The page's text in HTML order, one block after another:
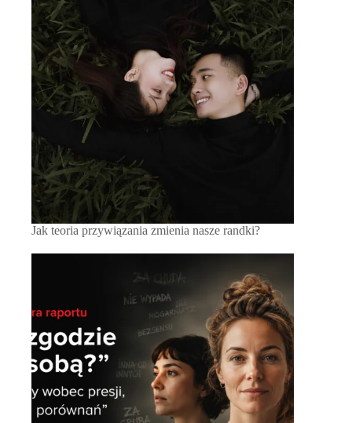
Jak teoria przywiązania zmienia nasze randki?